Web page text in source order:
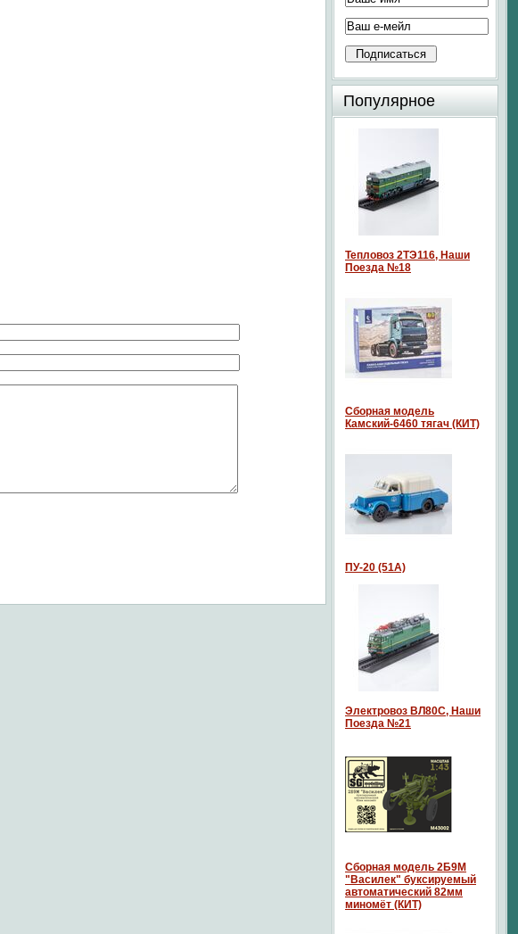
Популярное
Тепловоз 2ТЭ116, Наши
Поезда №18
Сборная модель
Камский-6460 тягач (КИТ)
ПУ-20 (51А)
Электровоз ВЛ80С, Наши
Поезда №21
Сборная модель 2Б9М
"Василек" буксируемый
автоматический 82мм
миномёт (КИТ)